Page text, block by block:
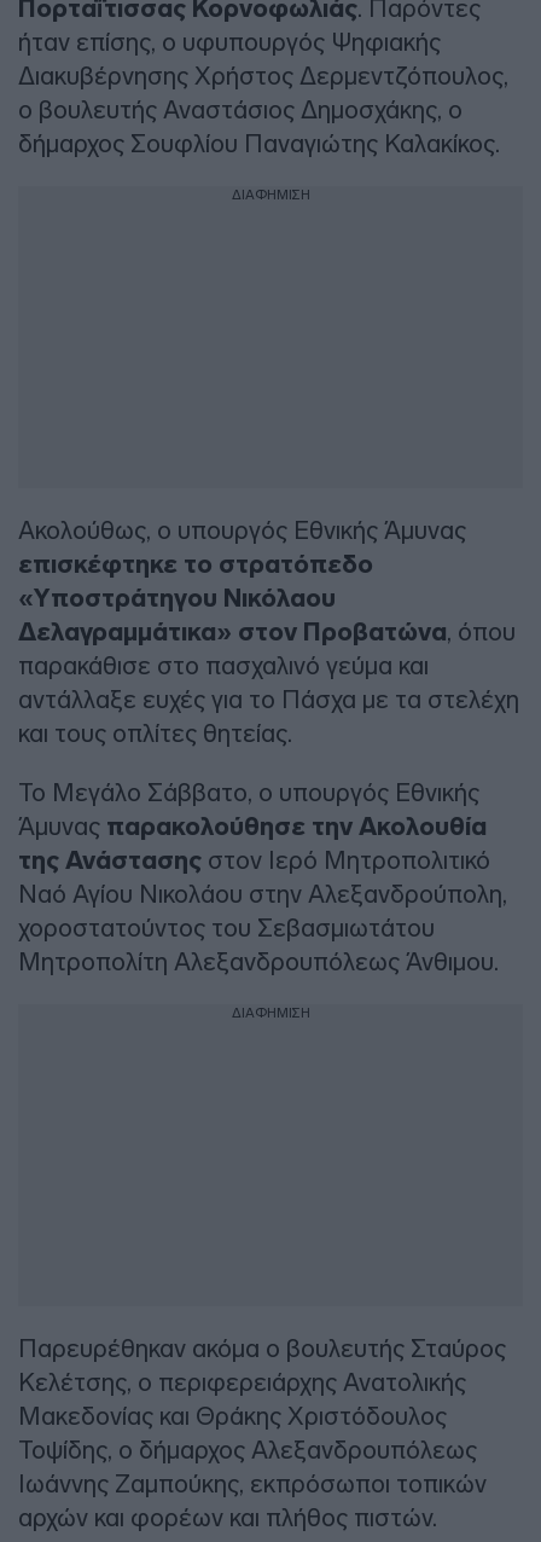
Πορταΐτισσας Κορνοφωλιάς. Παρόντες
ήταν επίσης, ο υφυπουργός Ψηφιακής
Διακυβέρνησης Χρήστος Δερμεντζόπουλος,
ο βουλευτής Αναστάσιος Δημοσχάκης, ο
δήμαρχος Σουφλίου Παναγιώτης Καλακίκος.
ΔΙΑΦΗΜΙΣΗ
Ακολούθως, ο υπουργός Εθνικής Άμυνας
επισκέφτηκε το στρατόπεδο
«Υποστράτηγου Νικόλαου
Δελαγραμμάτικα» στον Προβατώνα, όπου
παρακάθισε στο πασχαλινό γεύμα και
αντάλλαξε ευχές για το Πάσχα με τα στελέχη
και τους οπλίτες θητείας.
Το Μεγάλο Σάββατο, ο υπουργός Εθνικής
Άμυνας παρακολούθησε την Ακολουθία
της Ανάστασης στον Ιερό Μητροπολιτικό
Ναό Αγίου Νικολάου στην Αλεξανδρούπολη,
χοροστατούντος του Σεβασμιωτάτου
Μητροπολίτη Αλεξανδρουπόλεως Άνθιμου.
ΔΙΑΦΗΜΙΣΗ
Παρευρέθηκαν ακόμα ο βουλευτής Σταύρος
Κελέτσης, ο περιφερειάρχης Ανατολικής
Μακεδονίας και Θράκης Χριστόδουλος
Τοψίδης, ο δήμαρχος Αλεξανδρουπόλεως
Ιωάννης Ζαμπούκης, εκπρόσωποι τοπικών
αρχών και φορέων και πλήθος πιστών.